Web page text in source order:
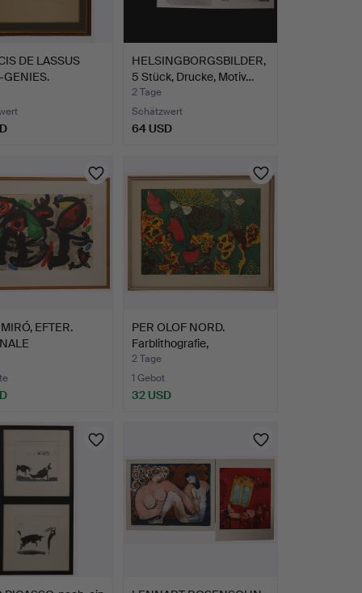
DE LASSUS
GENIES.
HELSINGBORGSBILDER,
5 Stück, Drucke, Motiv…
2 Tage
Schätzwert
64 USD
EFTER.
PER OLOF NORD.
Farblithografie,
Kompositio…
2 Tage
1 Gebot
32 USD